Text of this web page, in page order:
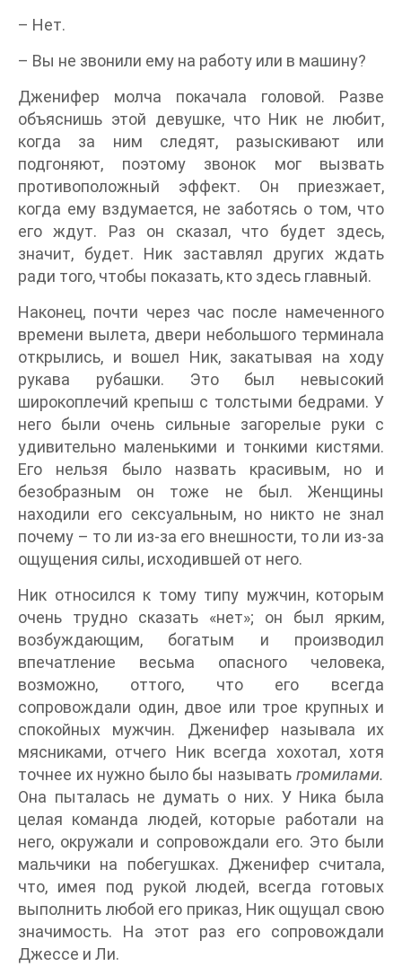
– Нет.
– Вы не звонили ему на работу или в машину?
Дженифер молча покачала головой. Разве
объяснишь этой девушке, что Ник не любит,
когда за ним следят, разыскивают или
подгоняют, поэтому звонок мог вызвать
противоположный эффект. Он приезжает,
когда ему вздумается, не заботясь о том, что
его ждут. Раз он сказал, что будет здесь,
значит, будет. Ник заставлял других ждать
ради того, чтобы показать, кто здесь главный.
Наконец, почти через час после намеченного
времени вылета, двери небольшого терминала
открылись, и вошел Ник, закатывая на ходу
рукава рубашки. Это был невысокий
широкоплечий крепыш с толстыми бедрами. У
него были очень сильные загорелые руки с
удивительно маленькими и тонкими кистями.
Его нельзя было назвать красивым, но и
безобразным он тоже не был. Женщины
находили его сексуальным, но никто не знал
почему – то ли из-за его внешности, то ли из-за
ощущения силы, исходившей от него.
Ник относился к тому типу мужчин, которым
очень трудно сказать «нет»; он был ярким,
возбуждающим, богатым и производил
впечатление весьма опасного человека,
возможно, оттого, что его всегда
сопровождали один, двое или трое крупных и
спокойных мужчин. Дженифер называла их
мясниками, отчего Ник всегда хохотал, хотя
точнее их нужно было бы называть громилами.
Она пыталась не думать о них. У Ника была
целая команда людей, которые работали на
него, окружали и сопровождали его. Это были
мальчики на побегушках. Дженифер считала,
что, имея под рукой людей, всегда готовых
выполнить любой его приказ, Ник ощущал свою
значимость. На этот раз его сопровождали
Джессе и Ли.